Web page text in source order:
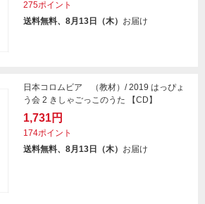
275ポイント
送料無料、8月13日（木） お届け
日本コロムビア （教材）/ 2019 はっぴょ
う会 2 きしゃごっこのうた 【CD】
1,731円
174ポイント
送料無料、8月13日（木） お届け